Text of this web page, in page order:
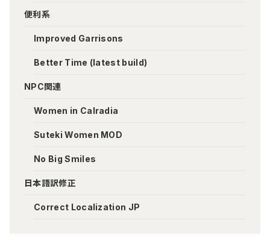
便利系
Improved Garrisons
Better Time (latest build)
NPC関連
Women in Calradia
Suteki Women MOD
No Big Smiles
日本語訳修正
Correct Localization JP